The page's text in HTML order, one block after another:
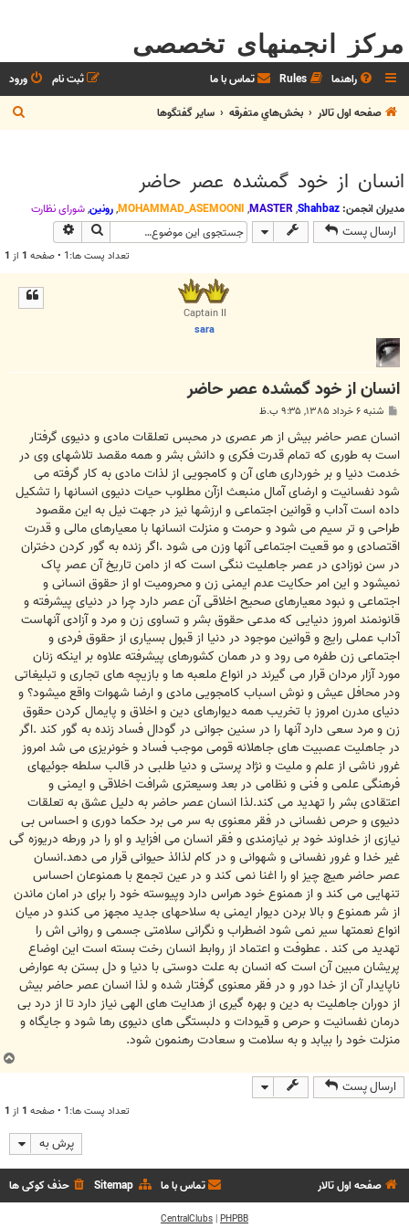
مرکز انجمنهای تخصصی
راهنما Rules تماس با ما ورود
ثبت نام
صفحه اول تالار
بخش‌‌هاي متفرقه ساير گفتگوها
س
انسان از خود گمشده عصر حاضر
مدیران انجمن: Shahbaz
,
MASTER
,
MOHAMMAD_ASEMOONI
,رونین,شوراي نظارت
ارسال پست جستجو
تعداد پست ها:1 • صفحه 1 از 1
Captain II
sara
انسان از خود گمشده عصر حاضر
ت
شنبه ۶ خرداد ۱۳۸۵, ۹:۳۵ ب.ظ
انسان عصر حاضر بیش از هر عصری در محبس تعلقات مادی و دنیوی گرفتار
است به طوری که تمام قدرت فکری و دانش بشر و همه مقصد تلاشهای وی در
خدمت دنیا و بر خورداری های آن و کامجویی از لذات مادی به کار گرفته می
شود نفسانیت و ارضای آمال منبعث ازآن مطلوب حیات دنیوی انسانها را تشکیل
داده است آداب و قوانین اجتماعی و ارزشها نیز در جهت نیل به این مقصود
طراحی و تر سیم می شود و حرمت و منزلت انسانها با معیارهای مالی و قدرت
اقتصادی و مو قعیت اجتماعی آنها وزن می شود .اگر زنده به گور کردن دختران
در سن نوزادی در عصر جاهلیت ننگی است که از دامن تاریخ آن عصر پاک
نمیشود و این امر حکایت عدم ایمنی زن و محرومیت او از حقوق انسانی و
اجتماعی و نبود معیارهای صحیح اخلاقی آن عصر دارد چرا در دنیای پیشرفته و
قانونمند امروز دنیایی که مدعی حقوق بشر و تساوی زن و مرد و آزادی آنهاست
آداب عملی رایج و قوانین موجود در دنیا از قبول بسیاری از حقوق فردی و
اجتماعی زن طفره می رود و در همان کشورهای پیشرفته علاوه بر اینکه زنان
مورد آزار مردان قرار می گیرند در انواع ملعبه ها و بازیچه های تجاری و تبلیغاتی
ودر محافل عیش و نوش اسباب کامجویی مادی و ارضا شهوات واقع میشود؟ و
دنیای مدرن امروز با تخریب همه دیوارهای دین و اخلاق و پایمال کردن حقوق
زن و مرد سعی دارد آنها را در سنین جوانی در گودال فساد زنده به گور کند .اگر
در جاهلیت عصبیت های جاهلانه قومی موجب فساد و خونریزی می شد امروز
غرور ناشی از علم و ملیت و نژاد پرستی و دنیا طلبی در قالب سلطه جوئیهای
فرهنگی علمی و فنی و نظامی در بعد وسیعتری شرافت اخلاقی و ایمنی و
اعتقادی بشر را تهدید می کند.لذا انسان عصر حاضر به دلیل عشق به تعلقات
دنیوی و حرص نفسانی در فقر معنوی به سر می برد حکما دوری و احساس بی
نیازی از خداوند خود بر نیازمندی و فقر انسان می افزاید و او را در ورطه دریوزه گی
غیر خدا و غرور نفسانی و شهوانی و در کام لذائذ حیوانی قرار می دهد.انسان
عصر حاضر هیچ چیز او را اغنا نمی کند و در عین تجمع با همنوعان احساس
تنهایی می کند و از همنوع خود هراس دارد وپیوسته خود را برای در امان ماندن
از شر همنوع و بالا بردن دیوار ایمنی به سلاحهای جدید مجهز می کندو در میان
انواع نعمتها سیر نمی شود اضطراب و نگرانی سلامتی جسمی و روانی اش را
تهدید می کند . عطوفت و اعتماد از روابط انسان رخت بسته است این اوضاع
پریشان مبین آن است که انسان به علت دوستی با دنیا و دل بستن به عوارض
ناپایدار آن از خدا دور و در فقر معنوی گرفتار شده و لذا انسان عصر حاضر بیش
از دوران جاهلیت به دین و بهره گیری از هدایت های الهی نیاز دارد تا از درد بی
درمان نفسانیت و حرص و قیودات و دلبستگی های دنیوی رها شود و جایگاه و
منزلت خود را بیابد و به سلامت و سعادت رهنمون شود.
ارسال پست
تعداد پست ها:1 • صفحه 1 از 1
پرش به
صفحه اول تالار حذف کوکی ها Sitemap تماس با ما
PHPBB
|
CentralClubs